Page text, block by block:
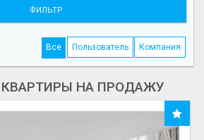
ФИЛЬТР
Все Пользователь Компания
НА ПРОДАЖУ